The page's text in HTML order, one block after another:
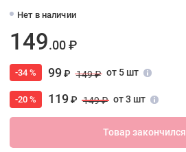
Нет в наличии
149.00 ₽
-34 % 99₽ 149 ₽ от 5 шт
-20 % 119₽ 149 ₽ от 3 шт
Товар закончился